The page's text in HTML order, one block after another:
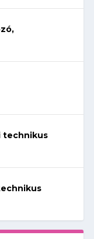
technikus